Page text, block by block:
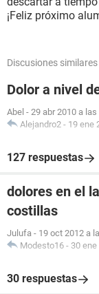
¡Feliz próximo
Discusiones similares
Dolor a nivel
Abel - 29 abr 2010 a las
Alejandro2 - 19 ene
127 respuestas
dolores en el
costillas
Julufa - 19 oct 2012 a
Modesto16 - 30
30 respuestas